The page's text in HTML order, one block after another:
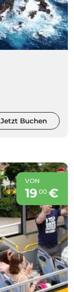
Jetzt Buchen
VON
19 00€